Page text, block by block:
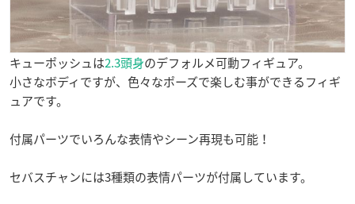
キューポッシュは2.3頭身のデフォルメ可動フィギュア。
小さなボディですが、色々なポーズで楽しむ事ができるフィギ
ュアです。
付属パーツでいろんな表情やシーン再現も可能！
セバスチャンには3種類の表情パーツが付属しています。